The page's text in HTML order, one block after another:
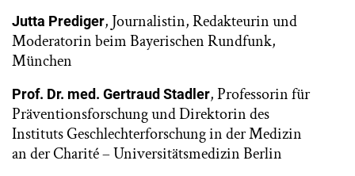
Jutta Prediger, Journalistin, Redakteurin und
Moderatorin beim Bayerischen Rundfunk,
München
Prof. Dr. med. Gertraud Stadler, Professorin für
Präventionsforschung und Direktorin des
Instituts Geschlechterforschung in der Medizin
an der Charité – Universitätsmedizin Berlin